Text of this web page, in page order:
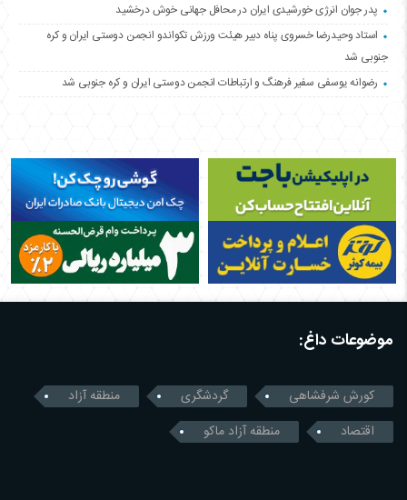
پدر جوان انرژی خورشیدی ایران در محافل جهانی خوش درخشید
استاد وحیدرضا خسروی پناه دبیر هیئت ورزش تکواندو انجمن دوستی ایران و کره
جنوبی شد
رضوانه یوسفی سفیر فرهنگ و ارتباطات انجمن دوستی ایران و کره جنوبی شد
موضوعات داغ:
کورش شرفشاهی گردشگری
منطقه آزاد
اقتصاد
منطقه آزاد ماکو